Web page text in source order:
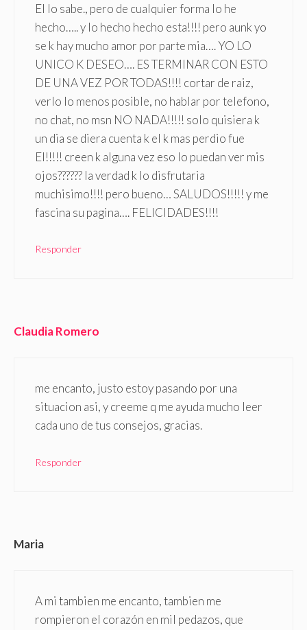
El lo sabe., pero de cualquier forma lo he
hecho….. y lo hecho hecho esta!!!! pero aunk yo
se k hay mucho amor por parte mia…. YO LO
UNICO K DESEO…. ES TERMINAR CON ESTO
DE UNA VEZ POR TODAS!!!! cortar de raiz,
verlo lo menos posible, no hablar por telefono,
no chat, no msn NO NADA!!!!! solo quisiera k
un dia se diera cuenta k el k mas perdio fue
El!!!!! creen k alguna vez eso lo puedan ver mis
ojos?????? la verdad k lo disfrutaria
muchisimo!!!! pero bueno… SALUDOS!!!!! y me
fascina su pagina…. FELICIDADES!!!!
Responder
Claudia Romero
me encanto, justo estoy pasando por una
situacion asi, y creeme q me ayuda mucho leer
cada uno de tus consejos, gracias.
Responder
Maria
A mi tambien me encanto, tambien me
rompieron el corazón en mil pedazos, que